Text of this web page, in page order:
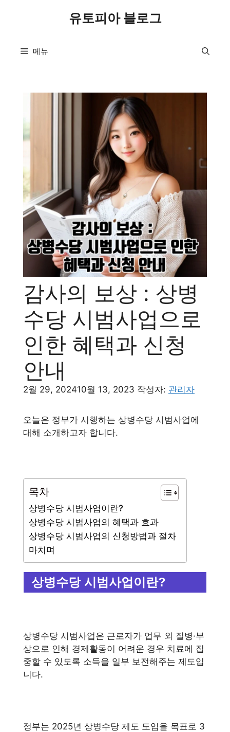
유토피아 블로그
메뉴
감사의 보상 : 상병
수당 시범사업으로
인한 혜택과 신청
안내
2월 29, 202410월 13, 2023 작성자: 관리자
오늘은 정부가 시행하는 상병수당 시범사업에
대해 소개하고자 합니다.
목차
상병수당 시범사업이란?
상병수당 시범사업의 혜택과 효과
상병수당 시범사업의 신청방법과 절차
마치며
상병수당 시범사업이란?
상병수당 시범사업은 근로자가 업무 외 질병·부
상으로 인해 경제활동이 어려운 경우 치료에 집
중할 수 있도록 소득을 일부 보전해주는 제도입
니다.
정부는 2025년 상병수당 제도 도입을 목표로 3